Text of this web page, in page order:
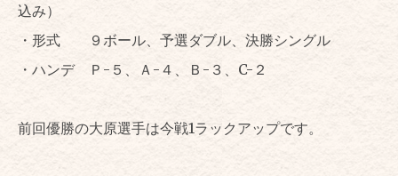
込み）
・形式 ９ボール、予選ダブル、決勝シングル
・ハンデ Ｐ-５、Ａ-４、Ｂ-３、C-２
前回優勝の大原選手は今戦1ラックアップです。